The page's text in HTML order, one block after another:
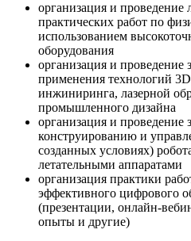
организация и проведение
практических работ по
использованием
оборудования
организация и проведение
применения технологий
инжиниринга, лазерной
промышленного дизайна
организация и проведение
конструированию и
созданных условиях)
летательными аппаратами
организация практики
эффективного цифрового
(презентации, онлайн-
опыты и другие)